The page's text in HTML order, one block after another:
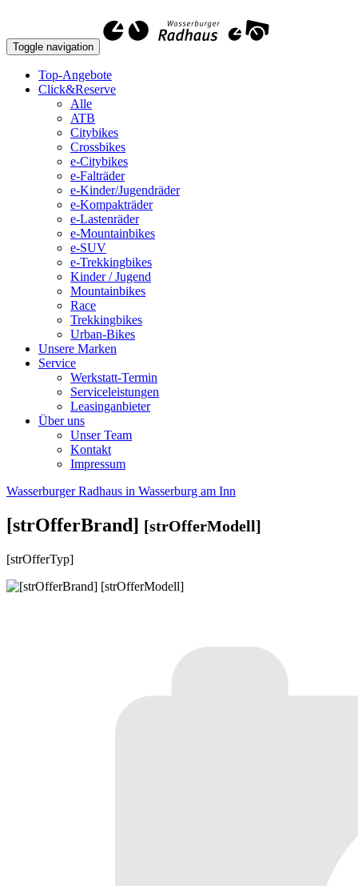
Toggle navigation
Top-Angebote
Click&Reserve
Alle
ATB
Citybikes
Crossbikes
e-Citybikes
e-Falträder
e-Kinder/Jugendräder
e-Kompakträder
e-Lastenräder
e-Mountainbikes
e-SUV
e-Trekkingbikes
Kinder / Jugend
Mountainbikes
Race
Trekkingbikes
Urban-Bikes
Unsere Marken
Service
Werkstatt-Termin
Serviceleistungen
Leasinganbieter
Über uns
Unser Team
Kontakt
Impressum
Wasserburger Radhaus in Wasserburg am Inn
[strOfferBrand] [strOfferModell]
[strOfferTyp]